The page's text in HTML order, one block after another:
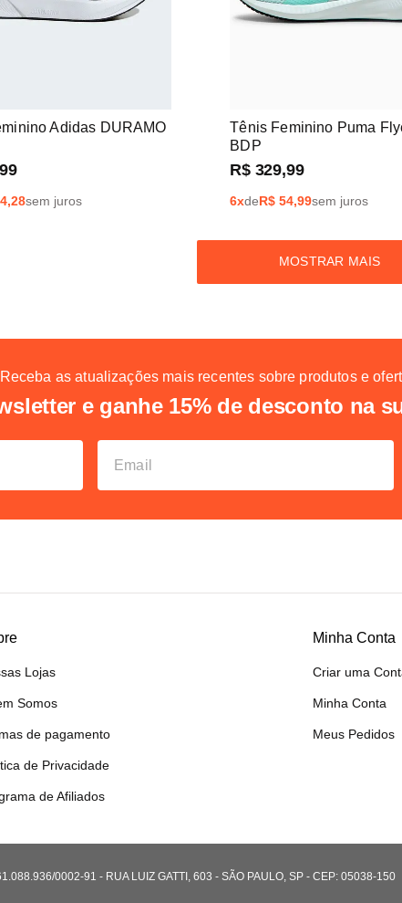
Adidas DURAMO
99
sem juros
Tênis Feminino Puma
BDP
R$ 329,99
6xdeR$54,99sem juros
MOSTRAR MAIS
Receba as atualizações mais recentes sobre produtos e
e ganhe 15% de desconto na
Lojas
Somos
de pagamento
de Privacidade
de Afiliados
Minha Conta
Criar uma
Minha Conta
Meus Pedidos
0002-91 - RUA LUIZ GATTI, 603 - SÃO PAULO, SP - CEP: 05038-150